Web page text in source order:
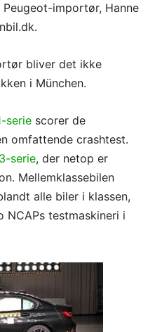
importør, Hanne
bliver det ikke
i München.
serie scorer de
omfattende crashtest.
3-serie, der netop er
Mellemklassebilen
alle biler i klassen,
testmaskineri i